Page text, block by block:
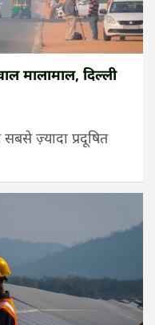
मालामाल, दिल्ली
ज़्यादा प्रदूषित